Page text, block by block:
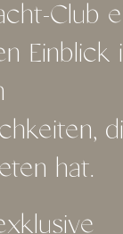
Club
Einblick
hat.